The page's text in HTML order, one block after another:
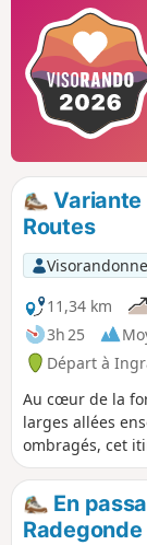
Variante
Routes
11,34 km
3h 25
Départ à
Au cœur de la
larges allées
ombragés, cet
forêt pour y
écouter les
l'air pur, loin
En